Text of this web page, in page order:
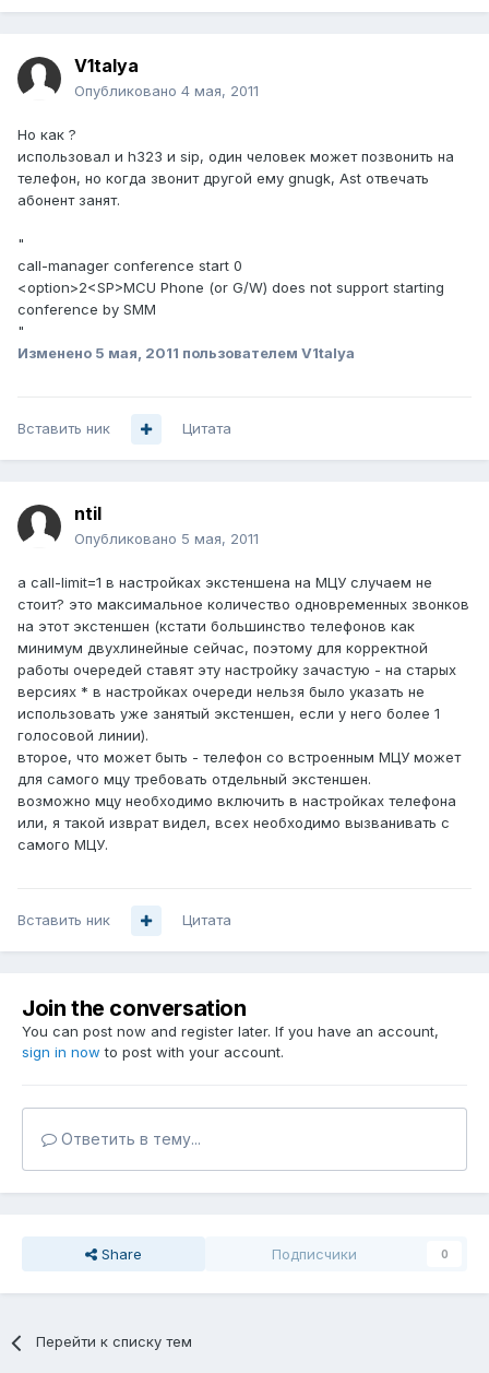
V1talya
Опубликовано 4 мая, 2011
Но как ?
использовал и h323 и sip, один человек может позвонить на
телефон, но когда звонит другой ему gnugk, Ast отвечать
абонент занят.
"
call-manager conference start 0
<option>2<SP>MCU Phone (or G/W) does not support starting
conference by SMM
"
Изменено 5 мая, 2011 пользователем V1talya
Вставить ник Цитата
ntil
Опубликовано 5 мая, 2011
а call-limit=1 в настройках экстеншена на МЦУ случаем не
стоит? это максимальное количество одновременных звонков
на этот экстеншен (кстати большинство телефонов как
минимум двухлинейные сейчас, поэтому для корректной
работы очередей ставят эту настройку зачастую - на старых
версиях * в настройках очереди нельзя было указать не
использовать уже занятый экстеншен, если у него более 1
голосовой линии).
второе, что может быть - телефон со встроенным МЦУ может
для самого мцу требовать отдельный экстеншен.
возможно мцу необходимо включить в настройках телефона
или, я такой изврат видел, всех необходимо вызванивать с
самого МЦУ.
Вставить ник Цитата
Join the conversation
You can post now and register later. If you have an account,
sign in now to post with your account.
Ответить в тему...
Share Подписчики 0
Перейти к списку тем